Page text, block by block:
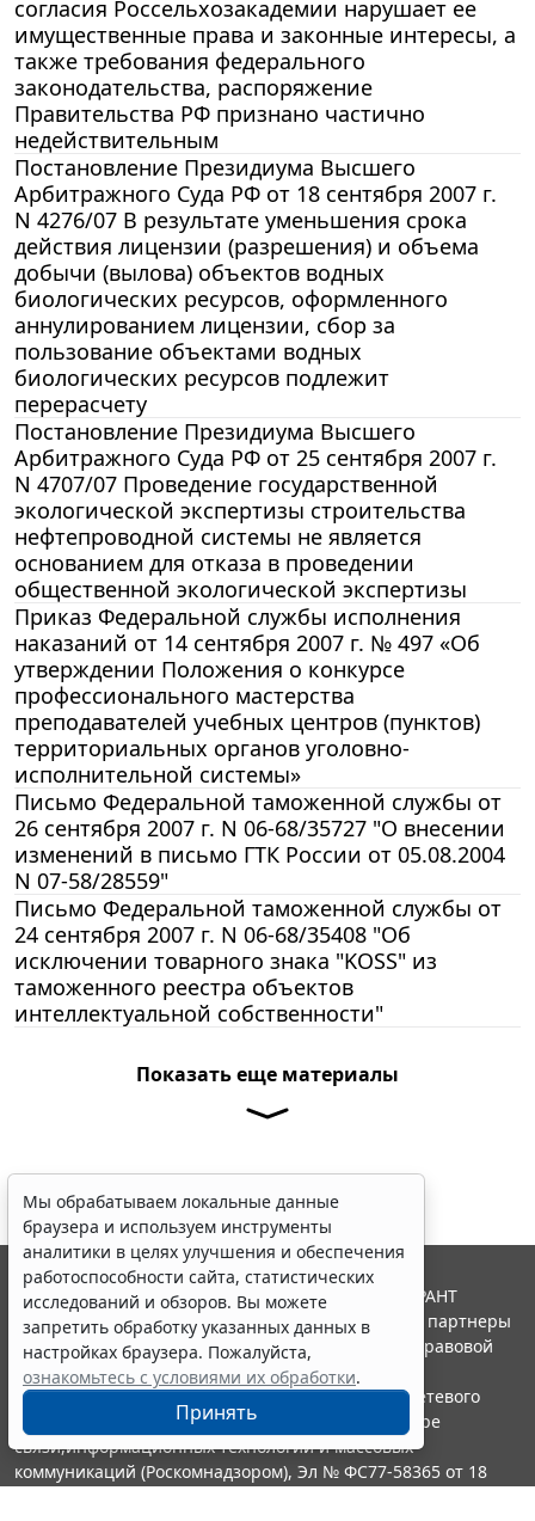
согласия Россельхозакадемии нарушает ее
имущественные права и законные интересы, а
также требования федерального
законодательства, распоряжение
Правительства РФ признано частично
недействительным
Постановление Президиума Высшего
Арбитражного Суда РФ от 18 сентября 2007 г.
N 4276/07 В результате уменьшения срока
действия лицензии (разрешения) и объема
добычи (вылова) объектов водных
биологических ресурсов, оформленного
аннулированием лицензии, сбор за
пользование объектами водных
биологических ресурсов подлежит
перерасчету
Постановление Президиума Высшего
Арбитражного Суда РФ от 25 сентября 2007 г.
N 4707/07 Проведение государственной
экологической экспертизы строительства
нефтепроводной системы не является
основанием для отказа в проведении
общественной экологической экспертизы
Приказ Федеральной службы исполнения
наказаний от 14 сентября 2007 г. № 497 «Об
утверждении Положения о конкурсе
профессионального мастерства
преподавателей учебных центров (пунктов)
территориальных органов уголовно-
исполнительной системы»
Письмо Федеральной таможенной службы от
26 сентября 2007 г. N 06-68/35727 "О внесении
изменений в письмо ГТК России от 05.08.2004
N 07-58/28559"
Письмо Федеральной таможенной службы от
24 сентября 2007 г. N 06-68/35408 "Об
исключении товарного знака "KOSS" из
таможенного реестра объектов
интеллектуальной собственности"
Показать еще материалы
Мы обрабатываем локальные данные
браузера и используем инструменты
аналитики в целях улучшения и обеспечения
работоспособности сайта, статистических
исследований и обзоров. Вы можете
запретить обработку указанных данных в
настройках браузера. Пожалуйста,
ознакомьтесь с условиями их обработки.
Принять
© ООО "НПП "ГАРАНТ-СЕРВИС", 2026. Система ГАРАНТ
выпускается с 1990 года. Компания "Гарант" и ее партнеры
являются участниками Российской ассоциации правовой
информации ГАРАНТ.
Портал ГАРАНТ.РУ зарегистрирован в качестве сетевого
издания Федеральной службой по надзору в сфере
связи,информационных технологий и массовых
коммуникаций (Роскомнадзором), Эл № ФС77-58365 от 18